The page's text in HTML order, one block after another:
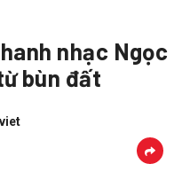
nhạc Ngọc
bùn đất